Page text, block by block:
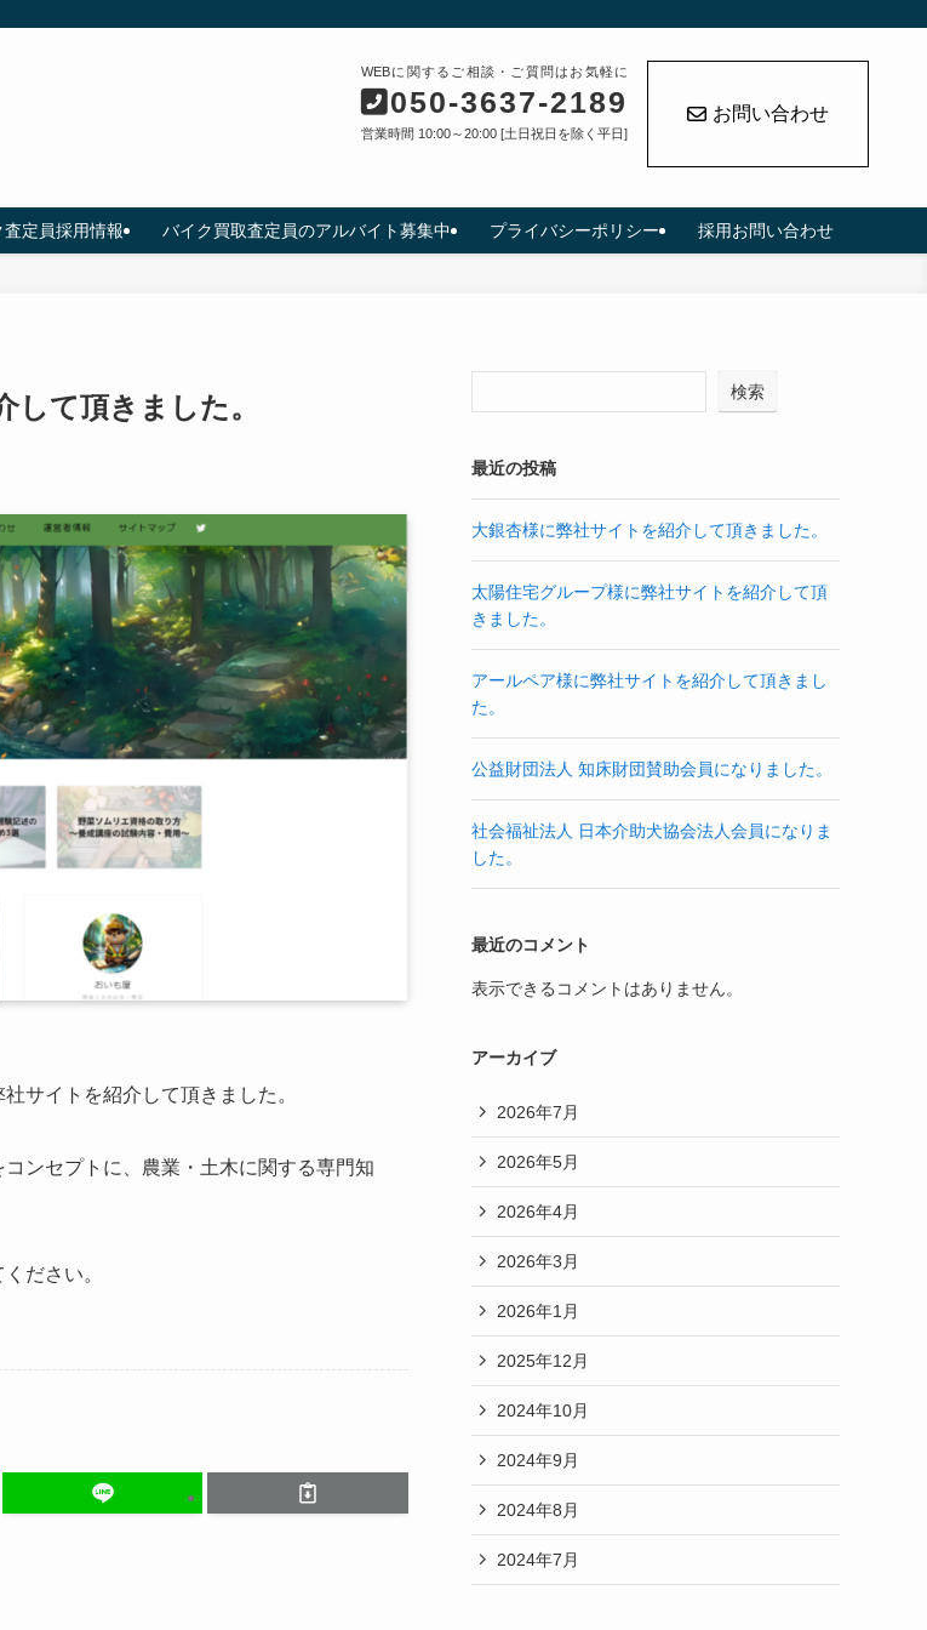
WEBに関するご相談・ご質問はお気軽に
050-3637-2189
営業時間 10:00～20:00 [土日祝日を除く平日]
お問い合わせ
査定員採用情報 バイク買取査定員のアルバイト募集中 プライバシーポリシー 採用お問い合わせ
て頂きました。
社サイトを紹介して頂きました。
ンセプトに、農業・土木に関する専門知
ださい。
検索
最近の投稿
大銀杏様に弊社サイトを紹介して頂きました。
太陽住宅グループ様に弊社サイトを紹介して頂
きました。
アールペア様に弊社サイトを紹介して頂きまし
た。
公益財団法人 知床財団賛助会員になりました。
社会福祉法人 日本介助犬協会法人会員になりま
した。
最近のコメント
表示できるコメントはありません。
アーカイブ
2026年7月
2026年5月
2026年4月
2026年3月
2026年1月
2025年12月
2024年10月
2024年9月
2024年8月
2024年7月